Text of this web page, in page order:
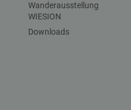
Wanderausstellung
WIESION
Downloads